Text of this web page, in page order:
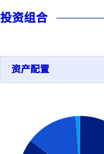
投资组合
资产配置